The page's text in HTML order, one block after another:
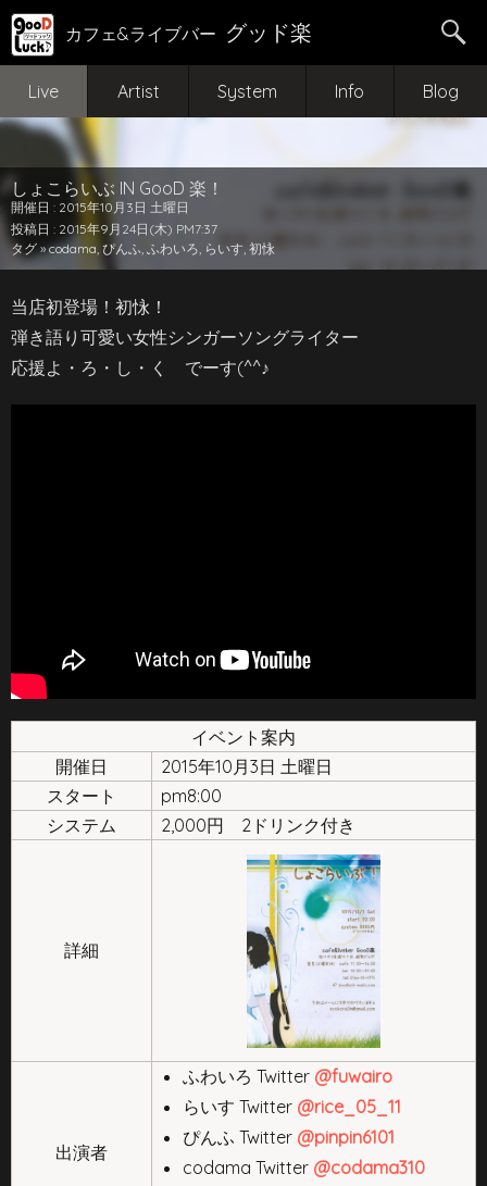
カフェ&ライブバー グッド楽
Live Artist System Info Blog
しょこらいぶ IN GooD 楽！
開催日 : 2015年10月3日 土曜日
投稿日 : 2015年9月24日(木) PM7:37
タグ »codama, ぴんふ, ふわいろ, らいす, 初怺
当店初登場！初怺！
弾き語り可愛い女性シンガーソングライター
応援よ・ろ・し・く でーす(^^♪
イベント案内
開催日
2015年10月3日 土曜日
スタート
pm8:00
システム
2,000円 2ドリンク付き
詳細
出演者
ふわいろ Twitter @fuwairo
らいす Twitter @rice_05_11
ぴんふ Twitter @pinpin6101
codama Twitter @codama310